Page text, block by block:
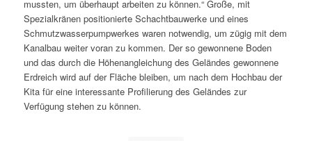
mussten, um überhaupt arbeiten zu können.“ Große, mit
Spezialkränen positionierte Schachtbauwerke und eines
Schmutzwasserpumpwerkes waren notwendig, um zügig mit dem
Kanalbau weiter voran zu kommen. Der so gewonnene Boden
und das durch die Höhenangleichung des Geländes gewonnene
Erdreich wird auf der Fläche bleiben, um nach dem Hochbau der
Kita für eine interessante Profilierung des Geländes zur
Verfügung stehen zu können.